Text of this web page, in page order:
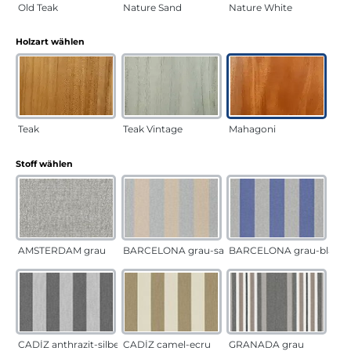
Old Teak Nature Sand Nature White
Holzart wählen
Teak Teak Vintage Mahagoni
Stoff wählen
AMSTERDAM grau BARCELONA grau-sandBARCELONA grau-blau
CADÍZ anthrazit-silber CADÍZ camel-ecru GRANADA grau